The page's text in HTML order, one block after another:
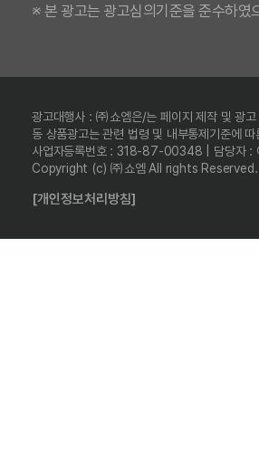
※ 본 광고는 광고심의기준을 준수하였
광고대행사 : ㈜쇼엠은/는 페이지 제작 및 광
동 상품광고는 관련 법령 및 내부통제기준에
사업자등록번호 : 318-87-00348 | 담당자 :
Copyright (c) ㈜쇼엠 All rights Reserved.
[개인정보처리방침]